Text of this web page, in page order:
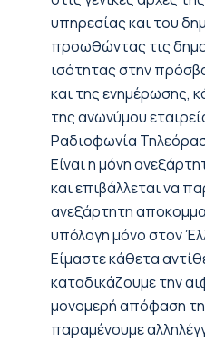
υπηρεσίας και του
προωθώντας τις
ισότητας στην
και της ενημέρωσης,
της ανωνύμου
Ραδιοφωνία
Είναι η μόνη
και επιβάλλεται να
ανεξάρτητη
υπόλογη μόνο στον
Είμαστε κάθετα
καταδικάζουμε την
μονομερή απόφαση
παραμένουμε